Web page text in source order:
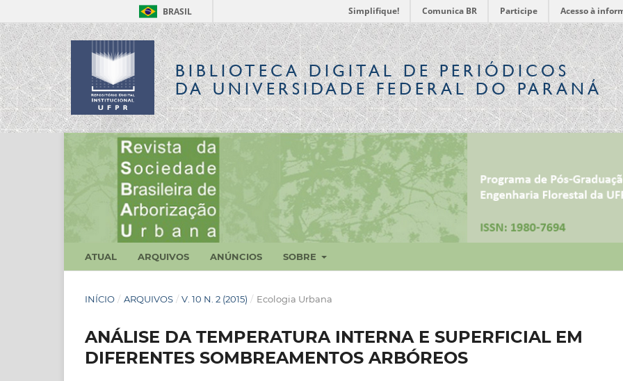
BRASIL Simplifique! Comunica BR Participe Acesso à
BIBLIOTECA DIGITALDE PERIÓDICOS
DA UNIVERSIDADE FEDERAL DO PARANÁ
ATUAL ARQUIVOS ANÚNCIOS SOBRE
INÍCIO / ARQUIVOS / V. 10 N. 2 (2015) / Ecologia Urbana
ANÁLISE DA TEMPERATURA INTERNA E SUPERFICIAL EM
DIFERENTES SOMBREAMENTOS ARBÓREOS